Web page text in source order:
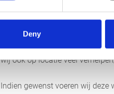
Deny
oppervlakken veroorzaken.
de levensduur van de
aangewezen locatie uit; met
wij ook op locatie veel
Indien gewenst voeren wij